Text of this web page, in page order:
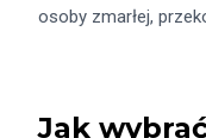
osoby zmarłej,
Jak